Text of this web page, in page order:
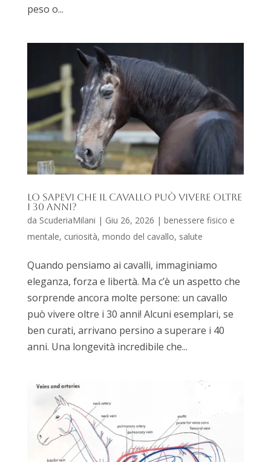
peso o...
Lo sapevi che il cavallo può vivere oltre
i 30 anni?
da ScuderiaMilani | Giu 26, 2026 | benessere fisico e
mentale, curiosità, mondo del cavallo, salute
Quando pensiamo ai cavalli, immaginiamo
eleganza, forza e libertà. Ma c’è un aspetto che
sorprende ancora molte persone: un cavallo
può vivere oltre i 30 anni! Alcuni esemplari, se
ben curati, arrivano persino a superare i 40
anni. Una longevità incredibile che...